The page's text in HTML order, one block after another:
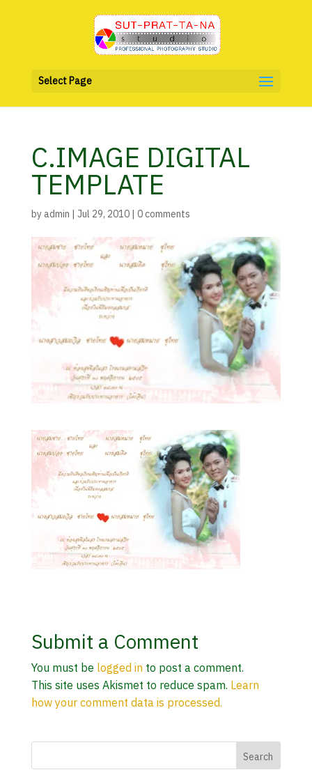
Select Page
C.IMAGE DIGITAL
TEMPLATE
byadmin | Jul 29, 2010| 0 comments
Submit a Comment
You must be logged into post a comment.
This site uses Akismet to reduce spam. Learn
how your comment data is processed.